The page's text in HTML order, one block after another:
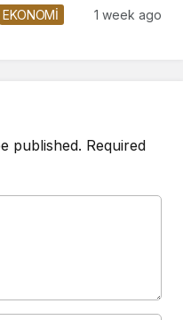
EKONOMİ 1 week ago
published. Required